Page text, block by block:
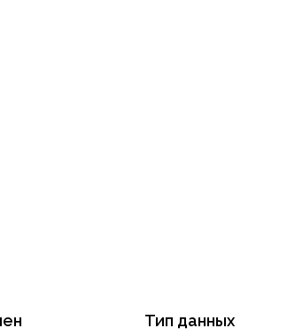
Тип данных